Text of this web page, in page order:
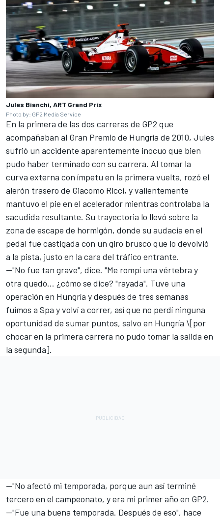
Jules Bianchi, ART Grand Prix
Photo by: GP2 Media Service
En la primera de las dos carreras de GP2 que
acompañaban al Gran Premio de Hungría de 2010, Jules
sufrió un accidente aparentemente inocuo que bien
pudo haber terminado con su carrera. Al tomar la
curva externa con ímpetu en la primera vuelta, rozó el
alerón trasero de Giacomo Ricci, y valientemente
mantuvo el pie en el acelerador mientras controlaba la
sacudida resultante. Su trayectoria lo llevó sobre la
zona de escape de hormigón, donde su audacia en el
pedal fue castigada con un giro brusco que lo devolvió
a la pista, justo en la cara del tráfico entrante.
—"No fue tan grave", dice. "Me rompí una vértebra y
otra quedó… ¿cómo se dice? "rayada". Tuve una
operación en Hungría y después de tres semanas
fuimos a Spa y volví a correr, así que no perdí ninguna
oportunidad de sumar puntos, salvo en Hungría \[por
chocar en la primera carrera no pudo tomar la salida en
la segunda].
—"No afectó mi temporada, porque aun así terminé
tercero en el campeonato, y era mi primer año en GP2.
—"Fue una buena temporada. Después de eso", hace